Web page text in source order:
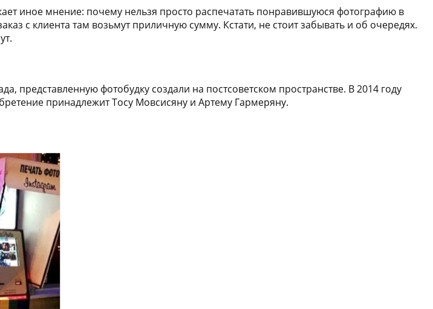
иное мнение: почему нельзя просто распечатать понравившуюся фотографию в
с клиента там возьмут приличную сумму. Кстати, не стоит забывать и об очередях.
представленную фотобудку создали на постсоветском пространстве. В 2014 году
принадлежит Тосу Мовсисяну и Артему Гармеряну.